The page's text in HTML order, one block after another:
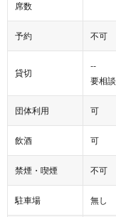
席数
予約 不可
貸切
--
要相談
団体利用 可
飲酒 可
禁煙・喫煙 不可
駐車場 無し